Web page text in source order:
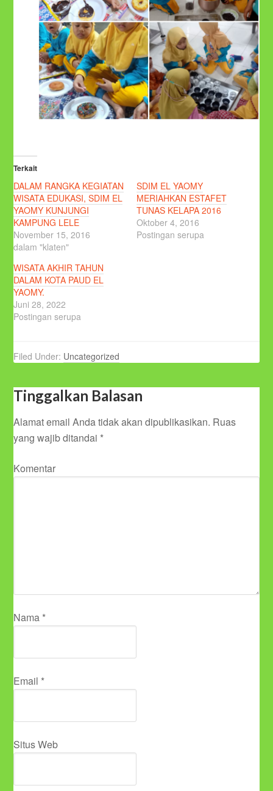
Terkait
DALAM RANGKA KEGIATAN
WISATA EDUKASI, SDIM EL
YAOMY KUNJUNGI
KAMPUNG LELE
November 15, 2016
dalam "klaten"
SDIM EL YAOMY
MERIAHKAN ESTAFET
TUNAS KELAPA 2016
Oktober 4, 2016
Postingan serupa
WISATA AKHIR TAHUN
DALAM KOTA PAUD EL
YAOMY.
Juni 28, 2022
Postingan serupa
Filed Under: Uncategorized
Tinggalkan Balasan
Alamat email Anda tidak akan dipublikasikan. Ruas
yang wajib ditandai *
Komentar
Nama *
Email *
Situs Web